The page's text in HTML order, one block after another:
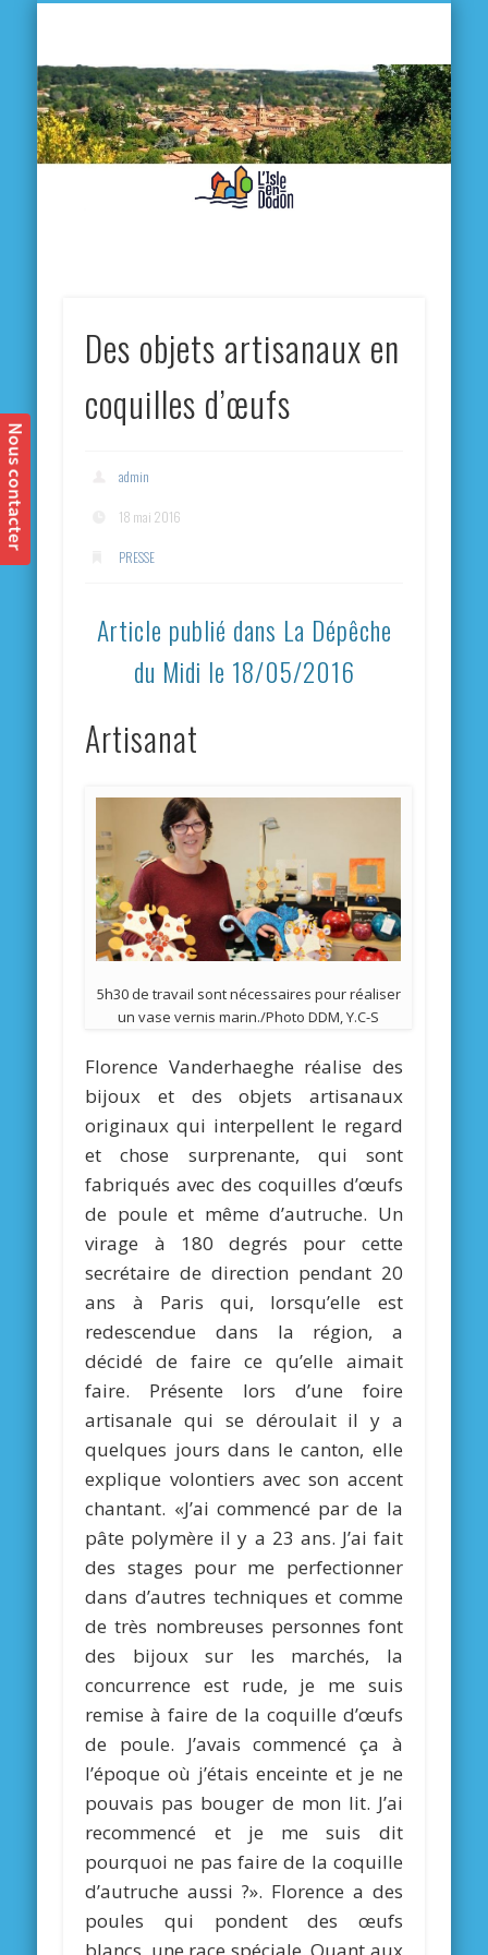
Des objets artisanaux en
coquilles d’œufs
admin
18 mai 2016
PRESSE
Article publié dans La Dépêche
du Midi le 18/05/2016
Artisanat
5h30 de travail sont nécessaires pour réaliser
un vase vernis marin./Photo DDM, Y.C-S
Florence Vanderhaeghe réalise des
bijoux et des objets artisanaux
originaux qui interpellent le regard
et chose surprenante, qui sont
fabriqués avec des coquilles d’œufs
de poule et même d’autruche. Un
virage à 180 degrés pour cette
secrétaire de direction pendant 20
ans à Paris qui, lorsqu’elle est
redescendue dans la région, a
décidé de faire ce qu’elle aimait
faire. Présente lors d’une foire
artisanale qui se déroulait il y a
quelques jours dans le canton, elle
explique volontiers avec son accent
chantant. «J’ai commencé par de la
pâte polymère il y a 23 ans. J’ai fait
des stages pour me perfectionner
dans d’autres techniques et comme
de très nombreuses personnes font
des bijoux sur les marchés, la
concurrence est rude, je me suis
remise à faire de la coquille d’œufs
de poule. J’avais commencé ça à
l’époque où j’étais enceinte et je ne
pouvais pas bouger de mon lit. J’ai
recommencé et je me suis dit
pourquoi ne pas faire de la coquille
d’autruche aussi ?». Florence a des
poules qui pondent des œufs